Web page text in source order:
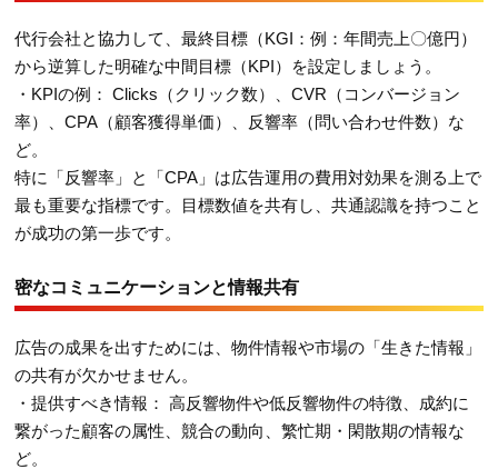
代行会社と協力して、最終目標（KGI：例：年間売上〇億円）
から逆算した明確な中間目標（KPI）を設定しましょう。
・KPIの例： Clicks（クリック数）、CVR（コンバージョン
率）、CPA（顧客獲得単価）、反響率（問い合わせ件数）な
ど。
特に「反響率」と「CPA」は広告運用の費用対効果を測る上で
最も重要な指標です。目標数値を共有し、共通認識を持つこと
が成功の第一歩です。
密なコミュニケーションと情報共有
広告の成果を出すためには、物件情報や市場の「生きた情報」
の共有が欠かせません。
・提供すべき情報： 高反響物件や低反響物件の特徴、成約に
繋がった顧客の属性、競合の動向、繁忙期・閑散期の情報な
ど。